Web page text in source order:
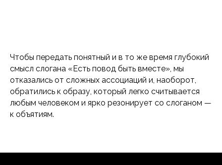
Чтобы передать понятный и в то же время глубокий
смысл слогана «Есть повод быть вместе», мы
отказались от сложных ассоциаций и, наоборот,
обратились к образу, который легко считывается
любым человеком и ярко резонирует со слоганом —
к объятиям.